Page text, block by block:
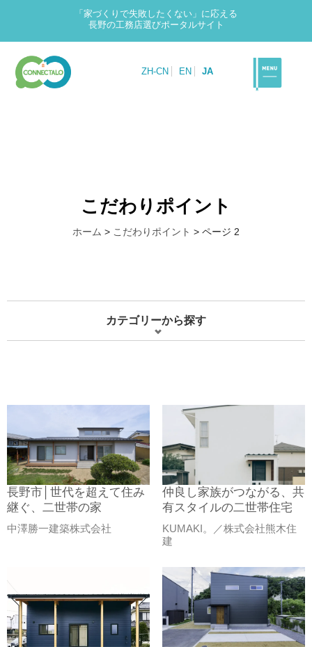
「家づくりで失敗したくない」に応える
長野の工務店選びポータルサイト
ZH-CN EN JA
こだわりポイント
ホーム > こだわりポイント > ページ 2
カテゴリーから探す
長野市│世代を超えて住み
継ぐ、二世帯の家
中澤勝一建築株式会社
仲良し家族がつながる、共
有スタイルの二世帯住宅
KUMAKI。／株式会社熊木住
建